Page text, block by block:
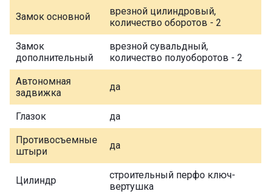
Замок основной
врезной цилиндровый,
количество оборотов - 2
Замок
дополнительный
врезной сувальдный,
количество полуоборотов - 2
Автономная
задвижка
да
Глазок да
Противосъемные
штыри
да
Цилиндр
строительный перфо ключ-
вертушка